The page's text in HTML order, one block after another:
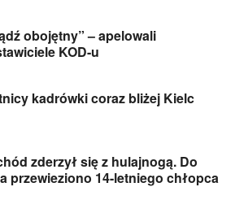
obojętny” – apelowali
KOD-u
kadrówki coraz bliżej Kielc
zderzył się z hulajnogą. Do
przewieziono 14-letniego chłopca